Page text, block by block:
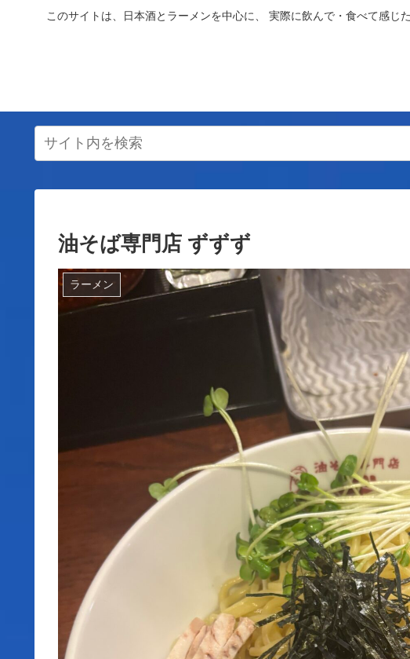
このサイトは、日本酒とラーメンを中心に、 実際に飲んで・食べて感じ
油そば専門店 ずずず
ラーメン